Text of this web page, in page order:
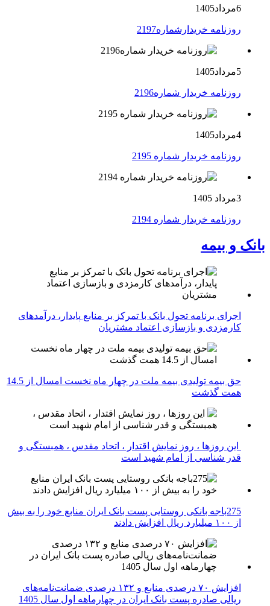
6مرداد1405
روزنامه خریدارشماره2197
5مرداد1405
روزنامه خریدار شماره2196
4مرداد1405
روزنامه خریدار شماره 2195
3مرداد 1405
روزنامه خریدار شماره 2194
بانک و بیمه
اجرای برنامه تحول بانک با تمرکز بر منابع پایدار، درآمدهای
کارمزدی و بازسازی اعتماد مشتریان
حق بیمه تولیدی بیمه ملت در چهار ماه نخست امسال از 14.5
همت گذشت
این روزها ، روز نمایش اقتدار ، اتحاد مقدس ، همبستگی و
قدر شناسی از امام شهید است
275باجه بانکی روستایی پست بانک ایران منابع خود را به بیش
از ۱۰۰ میلیارد ریال افزایش دادند
افزایش ۷۰ درصدی منابع و ۱۳۲ درصدی ضمانت‌نامه‌های
ریالی صادره پست بانک ایران در چهارماهه اول سال 1405